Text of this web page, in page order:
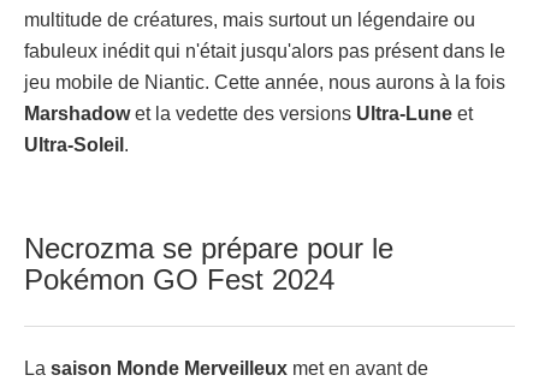
multitude de créatures, mais surtout un légendaire ou
fabuleux inédit qui n'était jusqu'alors pas présent dans le
jeu mobile de Niantic. Cette année, nous aurons à la fois
Marshadowet la vedette des versions Ultra-Lune et
Ultra-Soleil .
Necrozma se prépare pour le
Pokémon GO Fest 2024
La saison Monde Merveilleux met en avant de